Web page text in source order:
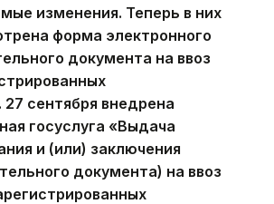
изменения. Теперь в них
форма электронного
документа на ввоз
27 сентября внедрена
госуслуга «Выдача
и (или) заключения
документа) на ввоз